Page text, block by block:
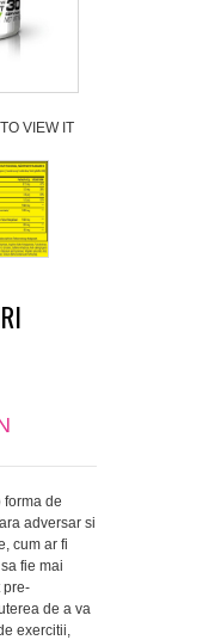
VIEW IT
forma de
adversar si
cum ar fi
fie mai
pre-
de a va
exercitii,